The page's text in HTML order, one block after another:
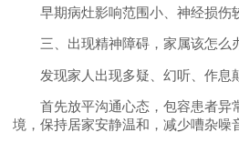
早期病灶影响范围小、神经损伤较
三、出现精神障碍，家属该怎么
发现家人出现多疑、幻听、作息颠
首先放平沟通心态，包容患者异常
境，保持居家安静温和，减少嘈杂噪